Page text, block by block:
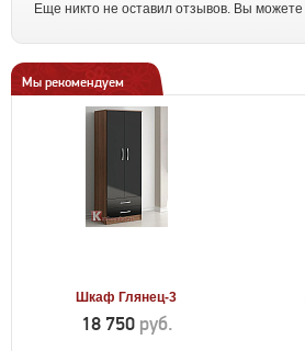
Еще никто не оставил отзывов. Вы можете
Мы рекомендуем
Шкаф Глянец-3
18 750 руб.